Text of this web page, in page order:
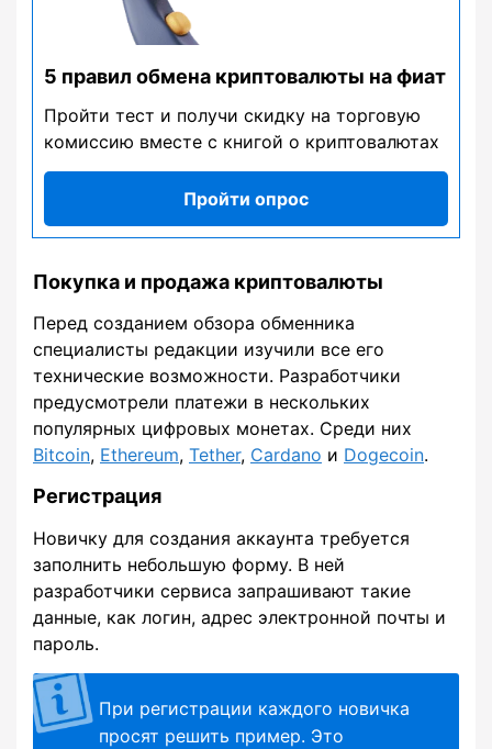
5 правил обмена криптовалюты на фиат
Пройти тест и получи скидку на торговую
комиссию вместе с книгой о криптовалютах
Пройти опрос
Покупка и продажа криптовалюты
Перед созданием обзора обменника
специалисты редакции изучили все его
технические возможности. Разработчики
предусмотрели платежи в нескольких
популярных цифровых монетах. Среди них
Bitcoin, Ethereum, Tether, Cardano и Dogecoin.
Регистрация
Новичку для создания аккаунта требуется
заполнить небольшую форму. В ней
разработчики сервиса запрашивают такие
данные, как логин, адрес электронной почты и
пароль.
При регистрации каждого новичка
просят решить пример. Это